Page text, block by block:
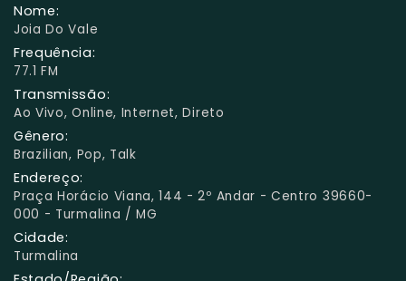
Nome:
Joia Do Vale
Frequência:
77.1 FM
Transmissão:
Ao Vivo, Online, Internet, Direto
Gênero:
Brazilian, Pop, Talk
Endereço:
Praça Horácio Viana, 144 - 2º Andar - Centro 39660-
000 - Turmalina / MG
Cidade:
Turmalina